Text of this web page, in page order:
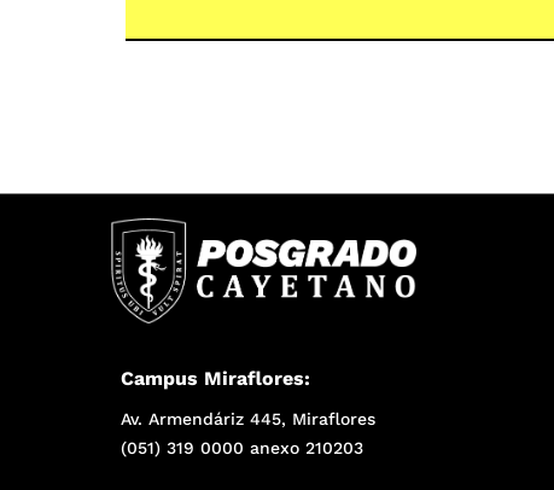
Campus Miraflores:
Av. Armendáriz 445, Miraflores
(051) 319 0000 anexo 210203